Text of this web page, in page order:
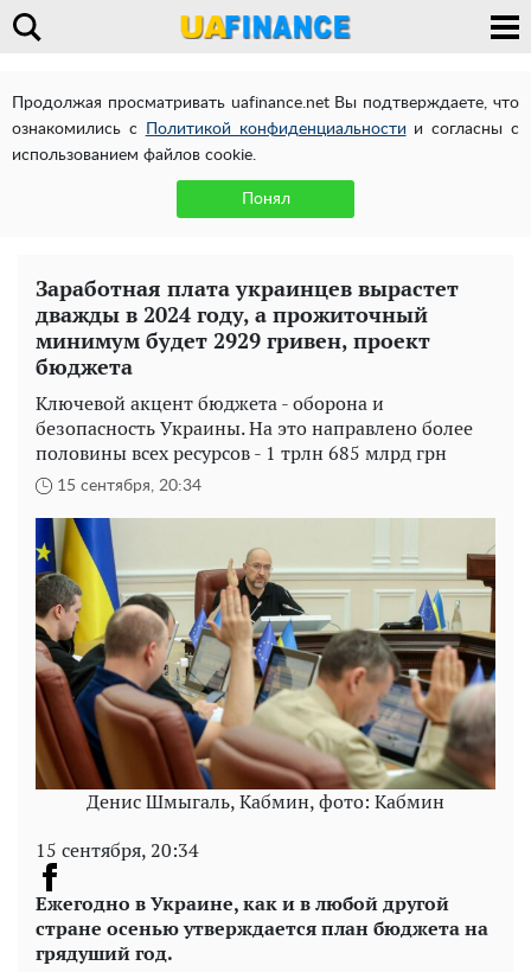
Продолжая просматривать uafinance.net Вы подтверждаете, что
ознакомились с
Политикой конфиденциальности и согласны с
использованием файлов cookie.
Понял
Заработная плата украинцев вырастет
дважды в 2024 году, а прожиточный
минимум будет 2929 гривен, проект
бюджета
Ключевой акцент бюджета - оборона и
безопасность Украины. На это направлено более
половины всех ресурсов - 1 трлн 685 млрд грн
15 сентября, 20:34
Денис Шмыгаль, Кабмин, фото: Кабмин
15 сентября, 20:34
Ежегодно в Украине, как и в любой другой
стране осенью утверждается план бюджета на
грядуший год.